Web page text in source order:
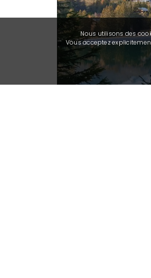
Nous utilisons des
Vous acceptez